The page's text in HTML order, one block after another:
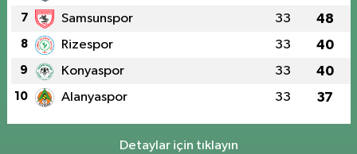
7 Samsunspor 33 48
8 Rizespor 33 40
9 Konyaspor 33 40
10 Alanyaspor 33 37
Detaylar için tıklayın